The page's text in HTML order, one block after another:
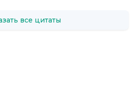
все цитаты